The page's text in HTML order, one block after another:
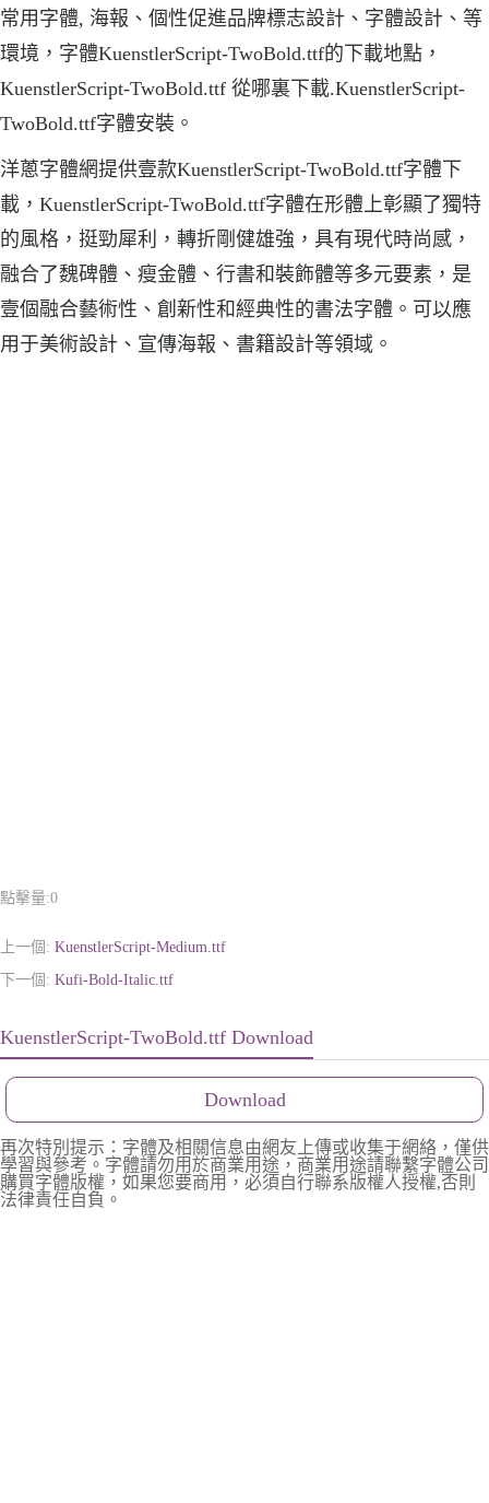
常用字體, 海報、個性促進品牌標志設計、字體設計、等
環境，字體KuenstlerScript-TwoBold.ttf的下載地點，
KuenstlerScript-TwoBold.ttf 從哪裏下載.KuenstlerScript-
TwoBold.ttf字體安裝。
洋蔥字體網提供壹款KuenstlerScript-TwoBold.ttf字體下
載，KuenstlerScript-TwoBold.ttf字體在形體上彰顯了獨特
的風格，挺勁犀利，轉折剛健雄強，具有現代時尚感，
融合了魏碑體、瘦金體、行書和裝飾體等多元要素，是
壹個融合藝術性、創新性和經典性的書法字體。可以應
用于美術設計、宣傳海報、書籍設計等領域。
點擊量:0
上一個: KuenstlerScript-Medium.ttf
下一個: Kufi-Bold-Italic.ttf
KuenstlerScript-TwoBold.ttf Download
Download
再次特別提示：字體及相關信息由網友上傳或收集于網絡，僅供
學習與參考。字體請勿用於商業用途，商業用途請聯繫字體公司
購買字體版權，如果您要商用，必須自行聯系版權人授權,否則
法律責任自負。